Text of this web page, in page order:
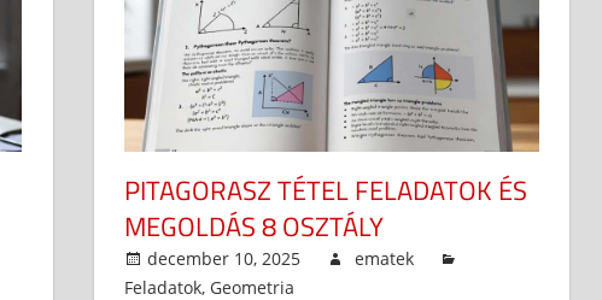
PITAGORASZ TÉTEL FELADATOK ÉS
MEGOLDÁS 8 OSZTÁLY
december 10, 2025
ematek
Feladatok, Geometria